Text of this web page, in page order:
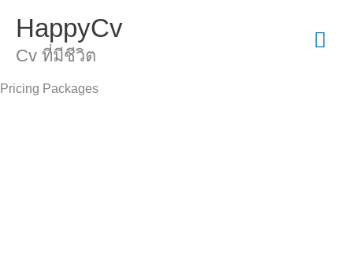
content
HappyCv
Cv ที่มีชีวิต
Pricing Packages